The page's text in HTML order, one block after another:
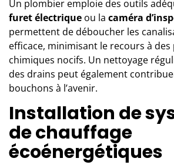
Un plombier emploie des outils
furet électrique ou la caméra
permettent de déboucher les
efficace, minimisant le recours à
chimiques nocifs. Un nettoyage
des drains peut également
bouchons à l’avenir.
Installation de
de chauffage
écoénergétiques